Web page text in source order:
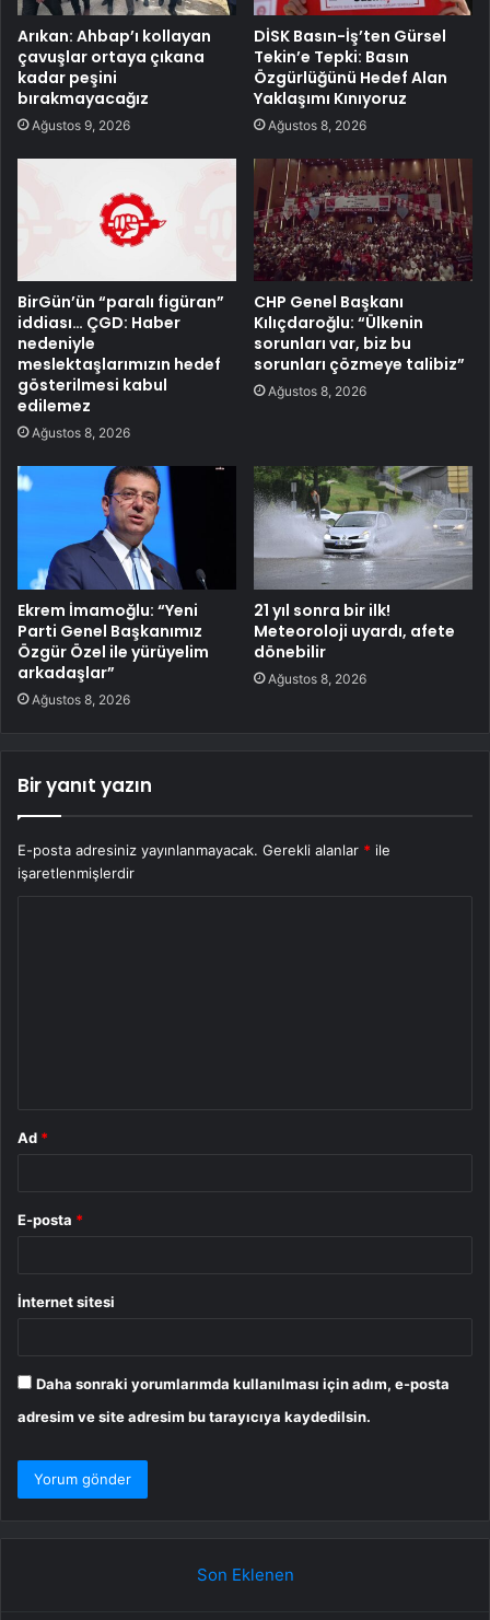
Arıkan: Ahbap’ı kollayan
çavuşlar ortaya çıkana
kadar peşini
bırakmayacağız
Ağustos 9, 2026
DİSK Basın-İş’ten Gürsel
Tekin’e Tepki: Basın
Özgürlüğünü Hedef Alan
Yaklaşımı Kınıyoruz
Ağustos 8, 2026
BirGün’ün “paralı figüran”
iddiası… ÇGD: Haber
nedeniyle
meslektaşlarımızın hedef
gösterilmesi kabul
edilemez
Ağustos 8, 2026
CHP Genel Başkanı
Kılıçdaroğlu: “Ülkenin
sorunları var, biz bu
sorunları çözmeye talibiz”
Ağustos 8, 2026
Ekrem İmamoğlu: “Yeni
Parti Genel Başkanımız
Özgür Özel ile yürüyelim
arkadaşlar”
Ağustos 8, 2026
21 yıl sonra bir ilk!
Meteoroloji uyardı, afete
dönebilir
Ağustos 8, 2026
Bir yanıt yazın
E-posta adresiniz yayınlanmayacak. Gerekli alanlar * ile
işaretlenmişlerdir
Ad *
E-posta *
İnternet sitesi
Daha sonraki yorumlarımda kullanılması için adım, e-posta
adresim ve site adresim bu tarayıcıya kaydedilsin.
Son Eklenen